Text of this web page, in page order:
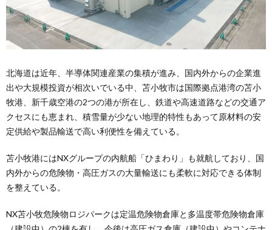
北海道は近年、半導体関連産業の集積が進み、国内外からの企業進
出や大規模投資が相次いでいる中、苫小牧市は国際拠点港湾の苫小
牧港、新千歳空港の2つの港が所在し、鉄道や高速道路などの交通ア
クセスにも恵まれ、積雪量が少ない地理的特性もあって原材料の安
定供給や製品輸送で高い利便性を備えている。
苫小牧港にはNXグループの内航船「ひまわり」も就航しており、国
内外からの危険物・高圧ガスの大量輸送にも柔軟に対応できる体制
を整えている。
NX苫小牧危険物ロジパークは定温危険物倉庫と多温度帯危険物倉庫